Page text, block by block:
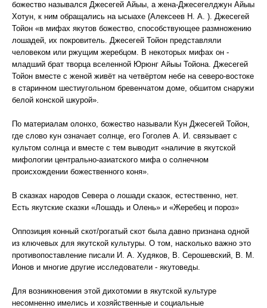
божество назывался Джесегей Айыы, а жена-Джесегелджун Айыы
Хотун, к ним обращались на ысыахе (Алексеев Н. А. ). Джесегей
Тойон «в мифах якутов божество, способствующее размножению
лошадей, их покровитель. Джесегей Тойон представляли
человеком или ржущим жеребцом. В некоторых мифах он -
младший брат творца вселенной Юрюнг Айыы Тойона. Джесегей
Тойон вместе с женой живёт на четвёртом небе на северо-востоке
в старинном шестиугольном бревенчатом доме, обшитом снаружи
белой конской шкурой».
По материалам олонхо, божество называли Кун Джесегей Тойон,
где слово кун означает солнце, его Гоголев А. И. связывает с
культом солнца и вместе с тем выводит «наличие в якутской
мифологии центрально-азиатского мифа о солнечном
происхождении божественного коня».
В сказках народов Севера о лошади сказок, естественно, нет.
Есть якутские сказки «Лошадь и Олень» и «Жеребец и пороз»
Оппозиция конный скот/рогатый скот была давно признана одной
из ключевых для якутской культуры. О том, насколько важно это
противопоставление писали И. А. Худяков, В. Серошевский, В. М.
Ионов и многие другие исследователи - якутоведы.
Для возникновения этой дихотомии в якутской культуре
несомненно имелись и хозяйственные и социальные